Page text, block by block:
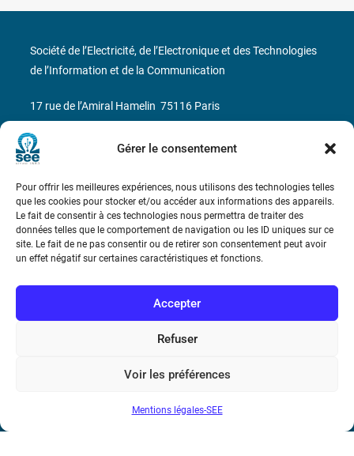
Gérer le consentement
Pour offrir les meilleures expériences, nous utilisons des technologies telles
que les cookies pour stocker et/ou accéder aux informations des appareils.
Le fait de consentir à ces technologies nous permettra de traiter des
données telles que le comportement de navigation ou les ID uniques sur ce
site. Le fait de ne pas consentir ou de retirer son consentement peut avoir
un effet négatif sur certaines caractéristiques et fonctions.
Accepter
Refuser
Voir les préférences
Mentions légales-SEE
Bicentenaire des découvertes d’André-
Marie Ampère
Conditions Générales de Vente
Mentions légales
Société de l’Electricité, de l’Electronique et des Technologies
de l’Information et de la Communication
17 rue de l’Amiral Hamelin 75116 Paris
Métro : « Boissière » Ligne 6 et « Iéna » Ligne 9
N° de SIREN : 785 393 232, Code APE : 9412Z TVA intra-
communautaire : FR44 785 393 232